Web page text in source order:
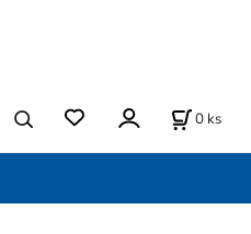
0 ks